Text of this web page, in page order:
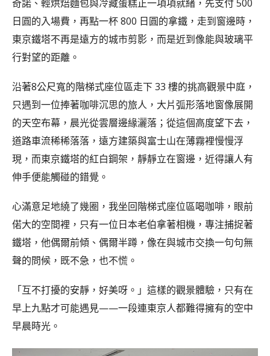
奇諾、輕烘焙麵包與冷藏蛋糕正一項項就緒，先支付 500
日圓的入場費，再點一杯 800 日圓的拿鐵，走到窗邊時，
東京鐵塔不再是遠方的城市剪影，而是近到像能與玻璃平
行對望的距離。
沿著8公尺寬的階梯式座位區走下 33 樓的挑高觀景中庭，
只遇到一位捧著咖啡沉思的旅人，大片弧形落地窗像展開
的天空布幕，晨光從雲層邊緣灑落；從這個高度望下去，
道路車流稀稀落落，遠方建築與富士山在薄霧裡慢慢浮
現，而東京鐵塔的紅白鋼架，靜靜立在窗邊，近得讓人有
伸手便能觸碰的錯覺。
心滿意足地繞了幾圈，我坐回階梯式座位區喝咖啡，眼前
偌大的空間裡，只有一位日本老伯拿著相機，專注捕捉著
鐵塔，他偶爾前傾、偶爾半蹲，像在與城市交換一句句無
聲的問候，既不急，也不慌。
「互不打擾的安靜，好美呀。」這樣的觀景體驗，只有在
早上九點才可能遇見——一段連東京人都難得擁有的空中
早晨時光。